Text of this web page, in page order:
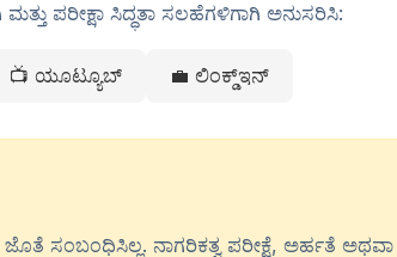
ಪರೀಕ್ಷಾ ಸಿದ್ಧತಾ ಸಲಹೆಗಳಿಗಾಗಿ ಅನುಸರಿಸಿ:
📺 ಯೂಟ್ಯೂಬ್ 💼 ಲಿಂಕ್ಡ್ಇನ್
ಸಂಬಂಧಿಸಿಲ್ಲ. ನಾಗರಿಕತ್ವ ಪರೀಕ್ಷೆ, ಅರ್ಹತೆ ಅಥವಾ